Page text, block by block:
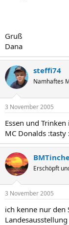
Gruß
Dana
steffi74
Namhaftes
3 November 2005
Essen und
MC Donalds :tasty
Erschöpft
3 November 2005
ich kenne nur den